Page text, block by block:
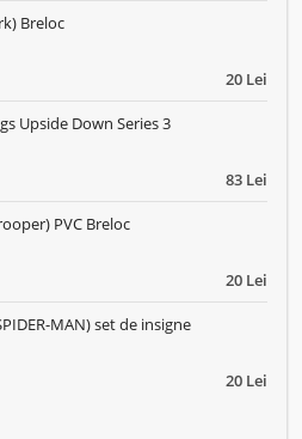
20 Lei
Breloc
83 Lei
Upside Down Series 3
20 Lei
PVC Breloc
20 Lei
MAN) set de insigne